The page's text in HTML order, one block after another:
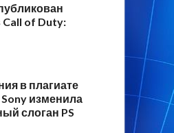
of Duty:
в плагиате
изменила
слоган PS